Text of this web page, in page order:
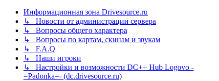
Информационная зона Drivesource.ru
↳ Новости от администрации сервера
↳ Вопросы общего характера
↳ Вопросы по картам, скинам и звукам
↳ F.A.Q
↳ Наши игроки
↳ Настройки и возможности DC++ Hub Logovo -
=Padonka=- (dc.drivesource.ru)